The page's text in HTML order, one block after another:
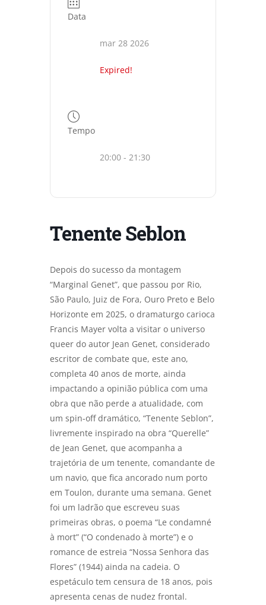
Data
mar 28 2026
Expired!
Tempo
20:00 - 21:30
Tenente Seblon
Depois do sucesso da montagem
“Marginal Genet”, que passou por Rio,
São Paulo, Juiz de Fora, Ouro Preto e Belo
Horizonte em 2025, o dramaturgo carioca
Francis Mayer volta a visitar o universo
queer do autor Jean Genet, considerado
escritor de combate que, este ano,
completa 40 anos de morte, ainda
impactando a opinião pública com uma
obra que não perde a atualidade, com
um spin-off dramático, “Tenente Seblon”,
livremente inspirado na obra “Querelle”
de Jean Genet, que acompanha a
trajetória de um tenente, comandante de
um navio, que fica ancorado num porto
em Toulon, durante uma semana. Genet
foi um ladrão que escreveu suas
primeiras obras, o poema “Le condamné
à mort” (“O condenado à morte”) e o
romance de estreia “Nossa Senhora das
Flores” (1944) ainda na cadeia. O
espetáculo tem censura de 18 anos, pois
apresenta cenas de nudez frontal.